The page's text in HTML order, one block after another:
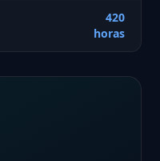
420
horas